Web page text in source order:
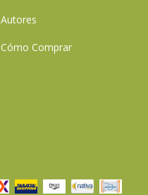
Autores
Cómo Comprar